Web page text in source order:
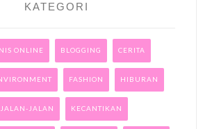
KATEGORI
ONLINE BLOGGING CERITA
FASHION HIBURAN
JALAN-JALAN KECANTIKAN